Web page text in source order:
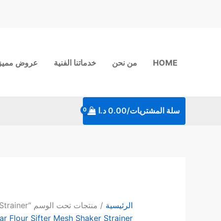
HOME من نحن خدماتنا الفنية عروض
سلة المشتريات/0.00 د.ا
الرئيسية / منتجات تحت الوسم “Sugar Flour Sifter Mesh Shaker Strainer”
Flour Sifter Mesh Shaker Strainer